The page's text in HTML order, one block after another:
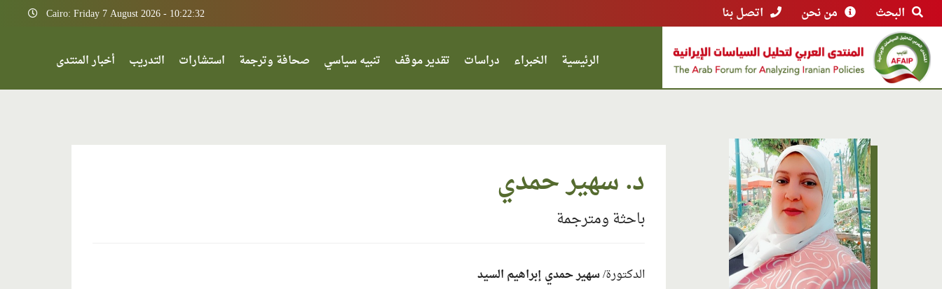
البحث من نحن اتصل بنا Cairo: Friday 7 August 2026 - 10:22:32
الرئيسية الخبراء دراسات تقدير موقف تنبيه سياسي صحافة وترجمة استشارات التدريب أخبار المنتدى
د. سهير حمدي
باحثة ومترجمة
الدكتورة/سهير حمدي إبراهيم السيد